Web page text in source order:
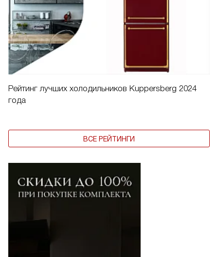
Рейтинг лучших холодильников Kuppersberg 2024
года
ВСЕ РЕЙТИНГИ